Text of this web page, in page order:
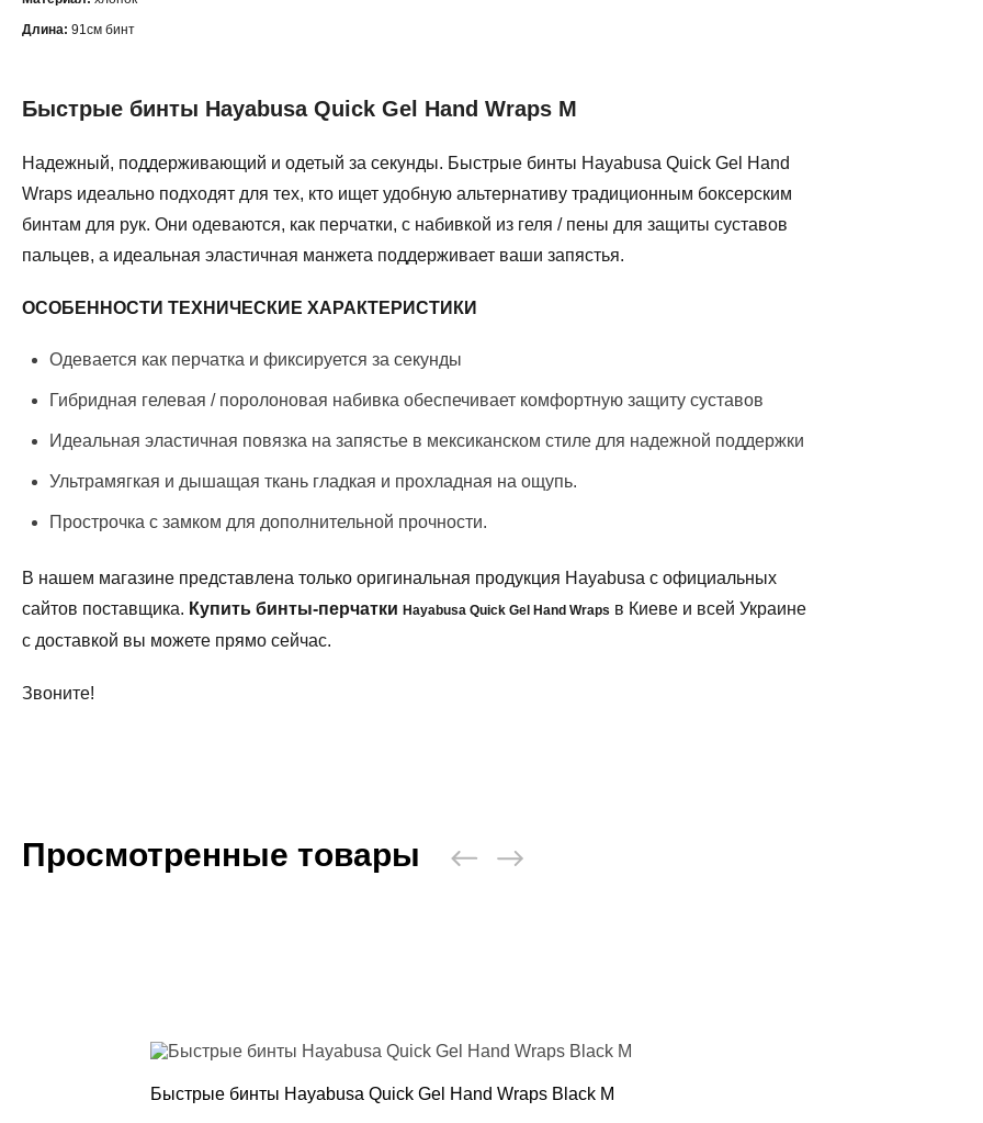
Длина: 91см бинт
Быстрые бинты Hayabusa Quick Gel Hand Wraps M
Надежный, поддерживающий и одетый за секунды. Быстрые бинты Hayabusa Quick Gel Hand
Wraps идеально подходят для тех, кто ищет удобную альтернативу традиционным боксерским
бинтам для рук. Они одеваются, как перчатки, с набивкой из геля / пены для защиты суставов
пальцев, а идеальная эластичная манжета поддерживает ваши запястья.
ОСОБЕННОСТИ ТЕХНИЧЕСКИЕ ХАРАКТЕРИСТИКИ
Одевается как перчатка и фиксируется за секунды
Гибридная гелевая / поролоновая набивка обеспечивает комфортную защиту суставов
Идеальная эластичная повязка на запястье в мексиканском стиле для надежной поддержки
Ультрамягкая и дышащая ткань гладкая и прохладная на ощупь.
Прострочка с замком для дополнительной прочности.
В нашем магазине представлена только оригинальная продукция Hayabusa с официальных
сайтов поставщика. Купить бинты-перчатки Hayabusa Quick Gel Hand Wraps в Киеве и всей Украине
с доставкой вы можете прямо сейчас.
Звоните!
Просмотренные товары
Быстрые бинты Hayabusa Quick Gel Hand Wraps Black M